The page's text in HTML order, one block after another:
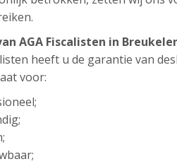
AGA Fiscalisten in
heeft u de garantie van
voor: